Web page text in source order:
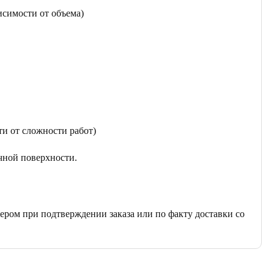
от объема)
от сложности работ)
поверхности.
при подтверждении заказа или по факту доставки со